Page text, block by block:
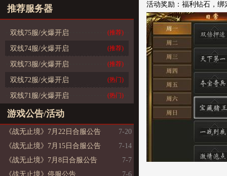
推荐服务器
双线75服/火爆开启 (推荐)
双线74服/火爆开启 (推荐)
双线73服/火爆开启 (推荐)
双线72服/火爆开启 (热门)
双线71服/火爆开启 (热门)
游戏公告/活动
《战无止境》7月22日合服公告
7-20
《战无止境》7月15日合服公告
7-14
《战无止境》7月8日合服公告
7-7
《战无止境》停服公告
7-6
活动奖励：福利钻石，绑